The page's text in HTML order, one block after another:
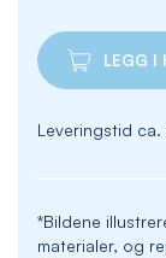
LEGG I
Leveringstid ca.
*Bildene
materialer, og